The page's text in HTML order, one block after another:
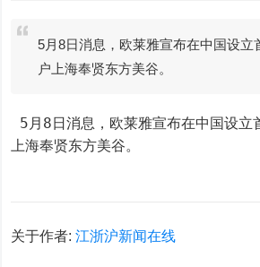
5月8日消息，欧莱雅宣布在中国设立
户上海奉贤东方美谷。
上海奉贤东方美谷。
关于作者:江浙沪新闻在线